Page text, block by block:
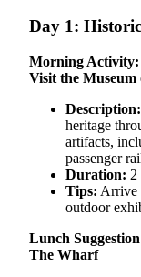
Day 1:
Morning Activity:
Visit the Museum
Description:
heritage
artifacts,
passenger
Duration: 2
Tips: Arrive
outdoor
Lunch
The Wharf